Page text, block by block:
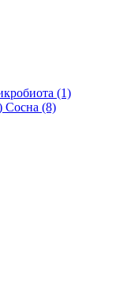
(1)
Сосна (8)